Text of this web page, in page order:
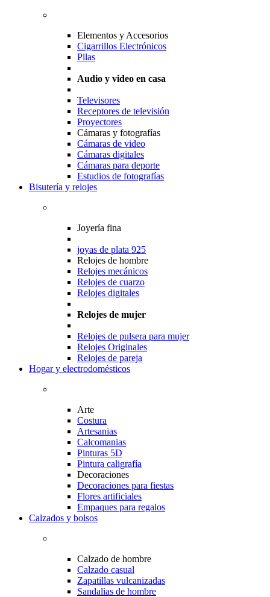
Elementos y Accesorios
Cigarrillos Electrónicos
Pilas
Audio y video en casa
Televisores
Receptores de televisión
Proyectores
Cámaras y fotografías
Cámaras de video
Cámaras digitales
Cámaras para deporte
Estudios de fotografías
Bisutería y relojes
Joyería fina
joyas de plata 925
Relojes de hombre
Relojes mecánicos
Relojes de cuarzo
Relojes digitales
Relojes de mujer
Relojes de pulsera para mujer
Relojes Originales
Relojes de pareja
Hogar y electrodomésticos
Arte
Costura
Artesanias
Calcomanias
Pinturas 5D
Pintura caligrafía
Decoraciones
Decoraciones para fiestas
Flores artificiales
Empaques para regalos
Calzados y bolsos
Calzado de hombre
Calzado casual
Zapatillas vulcanizadas
Sandalias de hombre